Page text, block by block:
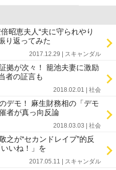
昭恵夫人“夫に守られやり
り返ってみた
2017.12.29 | スキャンダル
拠が次々！ 籠池夫妻に激励
者の証言も
2018.02.01 | 社会
デモ！ 麻生財務相の「デモ
者が真っ向反論
2018.03.03 | 社会
之が“セカンドレイプ”的反
いね！」を
2017.05.11 | スキャンダル